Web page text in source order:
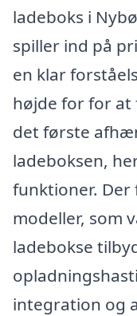
ladeboks i
spiller ind på
en klar
højde for for at
det første
ladeboksen,
funktioner. Der
modeller, som
ladebokse
integration og